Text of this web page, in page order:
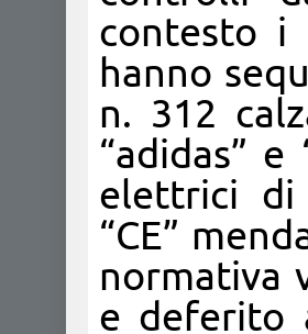
contesto i
hanno
n. 312
“adidas”
elettrici di
“CE”
normativa
e deferito